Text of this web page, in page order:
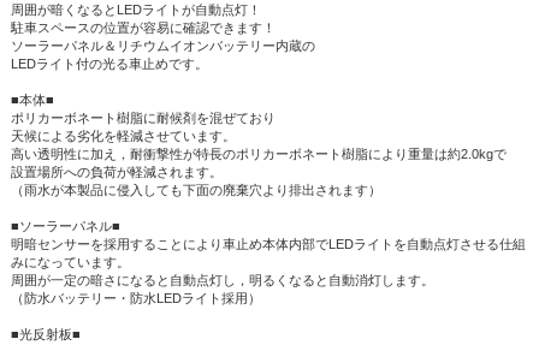
周囲が暗くなるとLEDライトが自動点灯！
駐車スペースの位置が容易に確認できます！
ソーラーパネル＆リチウムイオンバッテリー内蔵の
LEDライト付の光る車止めです。
■本体■
ポリカーボネート樹脂に耐候剤を混ぜており
天候による劣化を軽減させています。
高い透明性に加え，耐衝撃性が特長のポリカーボネート樹脂により重量は約2.0kgで
設置場所への負荷が軽減されます。
（雨水が本製品に侵入しても下面の廃棄穴より排出されます）
■ソーラーパネル■
明暗センサーを採用することにより車止め本体内部でLEDライトを自動点灯させる仕組
みになっています。
周囲が一定の暗さになると自動点灯し，明るくなると自動消灯します。
（防水バッテリー・防水LEDライト採用）
■光反射板■